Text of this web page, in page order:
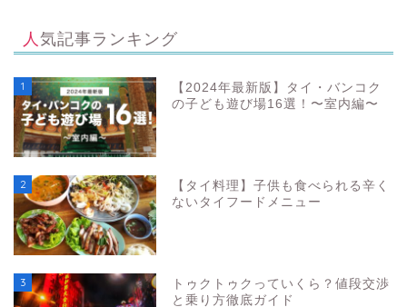
人気記事ランキング
1
【2024年最新版】タイ・バンコク
の子ども遊び場16選！〜室内編〜
2
【タイ料理】子供も食べられる辛く
ないタイフードメニュー
3
トゥクトゥクっていくら？値段交渉
と乗り方徹底ガイド